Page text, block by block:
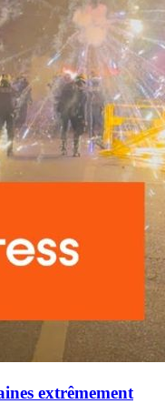
extrêmement